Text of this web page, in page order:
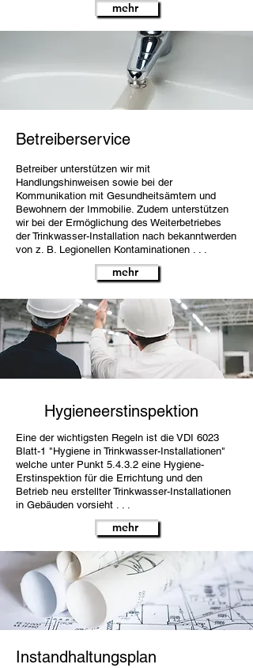
mehr
Betreiberservice
Betreiber unterstützen wir mit
Handlungshinweisen sowie bei der
Kommunikation mit Gesundheitsämtern und
Bewohnern der Immobilie. Zudem unterstützen
wir bei der Ermöglichung des Weiterbetriebes
der Trinkwasser-Installation nach bekanntwerden
von z. B. Legionellen Kontaminationen . . .
mehr
Hygieneerstinspektion
Eine der wichtigsten Regeln ist die VDI 6023
Blatt-1 "Hygiene in Trinkwasser-Installationen"
welche unter Punkt 5.4.3.2 eine Hygiene-
Erstinspektion für die Errichtung und den
Betrieb neu erstellter Trinkwasser-Installationen
in Gebäuden vorsieht . . .
mehr
Instandhaltungsplan